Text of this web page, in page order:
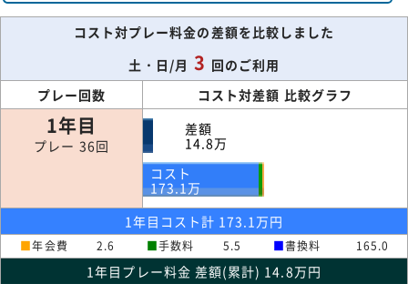
コスト対プレー料金の差額を比較しました
土・日/月 3 回のご利用
プレー回数
コスト対差額 比較グラフ
1年目
プレー 36回
差額
14.8万
コスト
173.1万
1年目コスト計 173.1万円
■年会費 2.6 ■手数料 5.5 ■書換料 165.0
1年目プレー料金 差額(累計) 14.8万円